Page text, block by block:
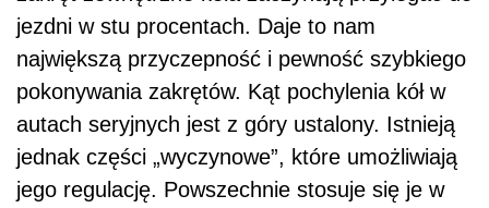
jezdni w stu procentach. Daje to nam
największą przyczepność i pewność szybkiego
pokonywania zakrętów. Kąt pochylenia kół w
autach seryjnych jest z góry ustalony. Istnieją
jednak części „wyczynowe”, które umożliwiają
jego regulację. Powszechnie stosuje się je w